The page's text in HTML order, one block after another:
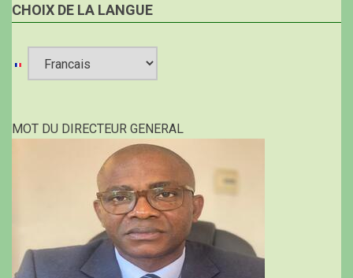
CHOIX DE LA LANGUE
language
MOT DU DIRECTEUR GENERAL